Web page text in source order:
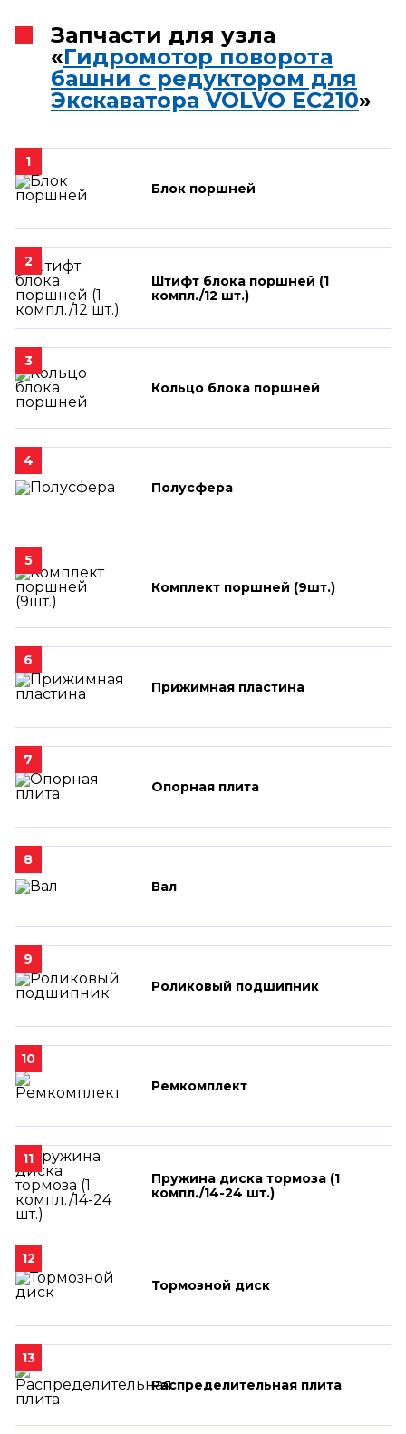
Запчасти для узла
«Гидромотор поворота
башни с редуктором для
Экскаватора VOLVO EC210»
1
Блок поршней
2
Штифт блока поршней (1
компл./12 шт.)
3
Кольцо блока поршней
4
Полусфера
5
Комплект поршней (9шт.)
6
Прижимная пластина
7
Опорная плита
8
Вал
9
Роликовый подшипник
10
Ремкомплект
11
Пружина диска тормоза (1
компл./14-24 шт.)
12
Тормозной диск
13
Распределительная плита